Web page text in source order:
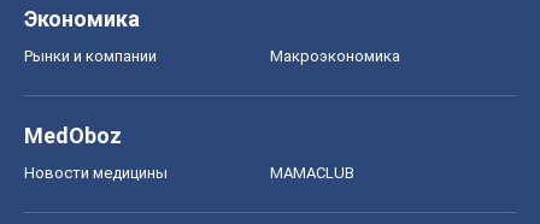
Экономика
Рынки и компании Mакроэкономика
MedOboz
Новости медицины MAMACLUB